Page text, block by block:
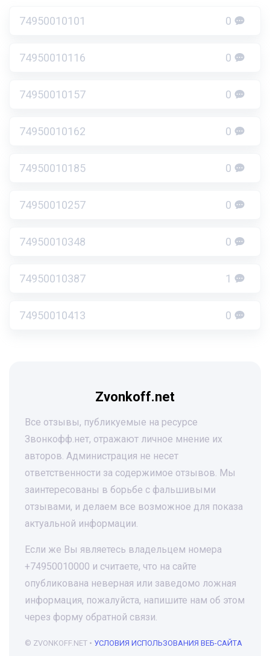
74950010101 0
74950010116 0
74950010157 0
74950010162 0
74950010185 0
74950010257 0
74950010348 0
74950010387 1
74950010413 0
Zvonkoff.net
Все отзывы, публикуемые на ресурсе
Звонкофф.нет, отражают личное мнение их
авторов. Администрация не несет
ответственности за содержимое отзывов. Мы
заинтересованы в борьбе с фальшивыми
отзывами, и делаем все возможное для показа
актуальной информации.
Если же Вы являетесь владельцем номера
+74950010000 и считаете, что на сайте
опубликована неверная или заведомо ложная
информация, пожалуйста, напишите нам об этом
через форму обратной связи.
© ZVONKOFF.NET • УСЛОВИЯ ИСПОЛЬЗОВАНИЯ ВЕБ-САЙТА